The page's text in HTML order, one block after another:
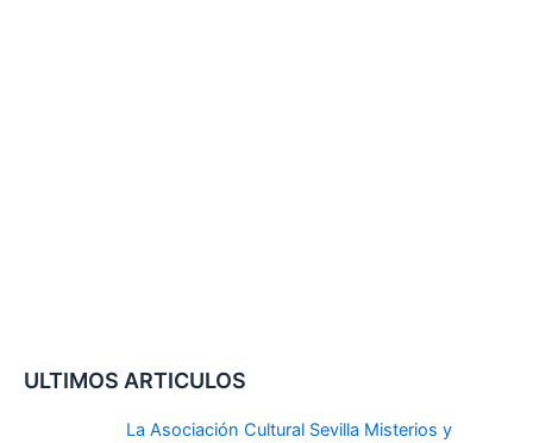
ULTIMOS ARTICULOS
La Asociación Cultural Sevilla Misterios y